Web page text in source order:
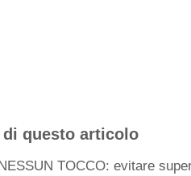
questo articolo
TOCCO: evitare